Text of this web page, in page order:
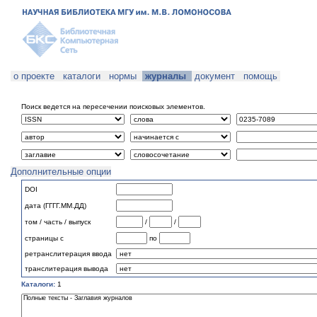
о проекте каталоги нормы журналы документ помощь
Поиск ведется на пересечении поисковых элементов.
Дополнительные опции
DOI
дата (ГГГГ.ММ.ДД)
том / часть / выпуск / /
страницы с
по
ретранслитерация ввода
транслитерация вывода
Каталоги: 1